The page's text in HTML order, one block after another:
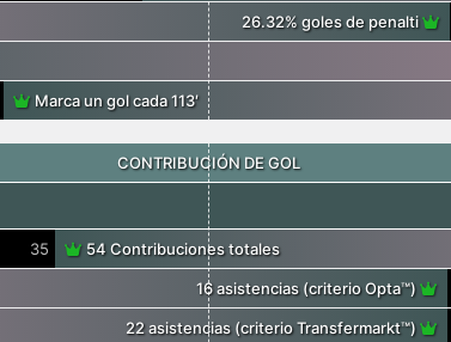
26.32% goles de penalti
Marca un gol cada 113′
CONTRIBUCIÓN DE GOL
35 54 Contribuciones totales
16 asistencias (criterio Opta™)
22 asistencias (criterio Transfermarkt™)